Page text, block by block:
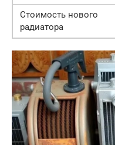
Стоимость нового
радиатора